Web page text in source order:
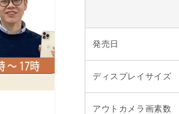
発売日
ディスプレイサイズ
アウトカメラ画素数